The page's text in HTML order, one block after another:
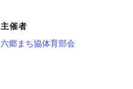
主催者
六郷まち協体育部会